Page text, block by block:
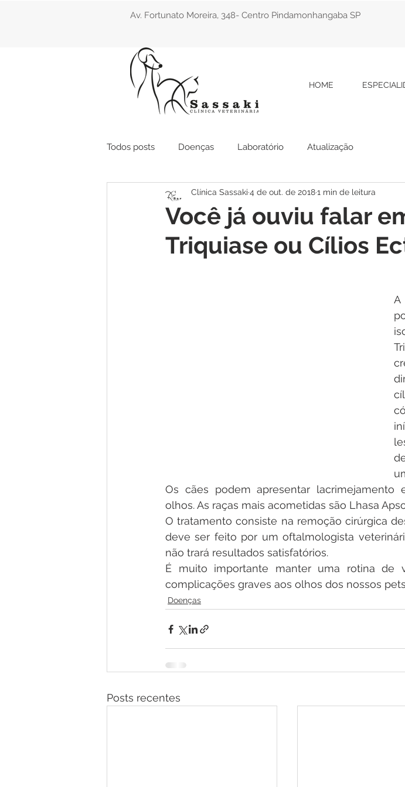
Av. Fortunato Moreira, 348- Centro Pindamonhangaba SP
HOME
Todos posts Doenças Laboratório Atualização
Você já ouviu falar
Triquiase ou Cílios
Clínica Sassaki 4 de out. de 20181 min de leitura
Os cães podem apresentar lacrimejamento
olhos. As raças mais acometidas são Lhasa
O tratamento consiste na remoção cirúrgica
deve ser feito por um oftalmologista
não trará resultados satisfatórios.
É muito importante manter uma rotina de
complicações graves aos olhos dos nossos
Doenças
Posts recentes